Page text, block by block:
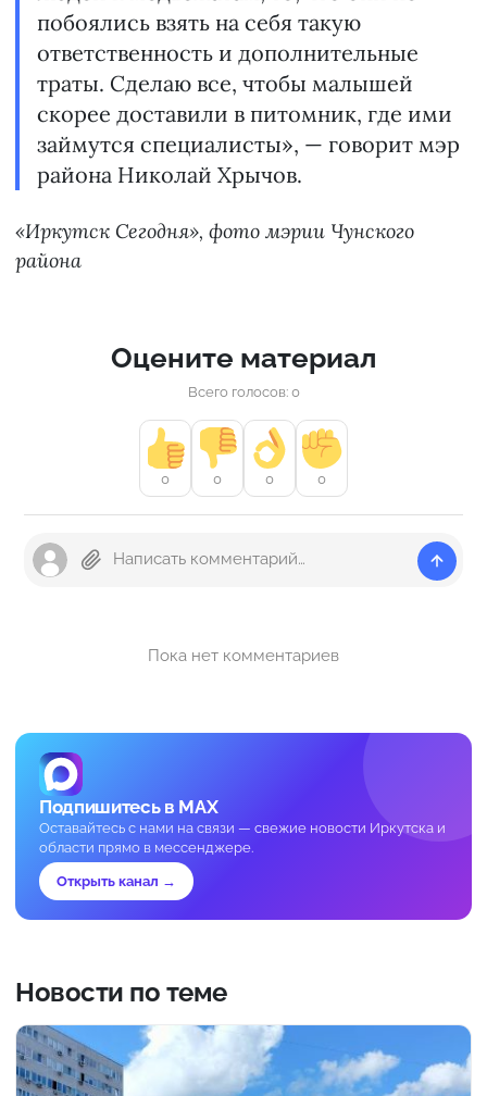
побоялись взять на себя такую
ответственность и дополнительные
траты. Сделаю все, чтобы малышей
скорее доставили в питомник, где ими
займутся специалисты», — говорит мэр
района Николай Хрычов.
«Иркутск Сегодня», фото мэрии Чунского
района
Оцените материал
Всего голосов: 0
0 0 0 0
Пока нет комментариев
Подпишитесь в MAX
Оставайтесь с нами на связи — свежие новости Иркутска и
области прямо в мессенджере.
Открыть канал →
Новости по теме